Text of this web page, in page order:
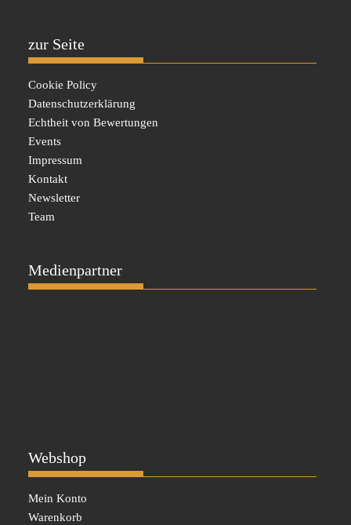
zur Seite
Cookie Policy
Datenschutzerklärung
Echtheit von Bewertungen
Events
Impressum
Kontakt
Newsletter
Team
Medienpartner
Webshop
Mein Konto
Warenkorb